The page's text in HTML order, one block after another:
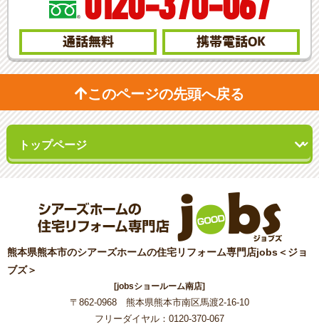
通話無料 携帯電話OK
このページの先頭へ戻る
熊本県熊本市のシアーズホームの住宅リフォーム専門店jobs＜ジョ
ブズ＞
[jobsショールーム南店]
〒862-0968 熊本県熊本市南区馬渡2-16-10
フリーダイヤル：0120-370-067